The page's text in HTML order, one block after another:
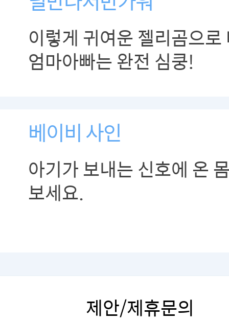
이렇게 귀여운 젤리곰으로
엄마아빠는 완전 심쿵!
베이비 사인
아기가 보내는 신호에 온
보세요.
제안/제휴문의